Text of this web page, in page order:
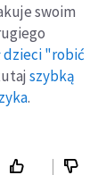
swoim
dzieci "robić
szybką
.